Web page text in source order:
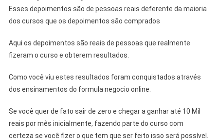
Esses depoimentos são de pessoas reais deferente da maioria
dos cursos que os depoimentos são comprados
Aqui os depoimentos são reais de pessoas que realmente
fizeram o curso e obterem resultados.
Como você viu estes resultados foram conquistados através
dos ensinamentos do formula negocio online.
Se você quer de fato sair de zero e chegar a ganhar até 10 Mil
reais por mês inicialmente, fazendo parte do curso com
certeza se você fizer o que tem que ser feito isso será possível.